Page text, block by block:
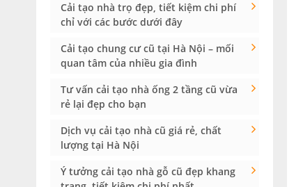
Cải tạo nhà trọ đẹp, tiết kiệm chi phí
chỉ với các bước dưới đây
Cải tạo chung cư cũ tại Hà Nội – mối
quan tâm của nhiều gia đình
Tư vấn cải tạo nhà ống 2 tầng cũ vừa
rẻ lại đẹp cho bạn
Dịch vụ cải tạo nhà cũ giá rẻ, chất
lượng tại Hà Nội
Ý tưởng cải tạo nhà gỗ cũ đẹp khang